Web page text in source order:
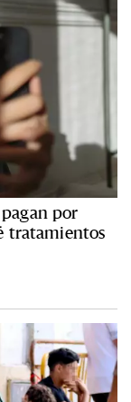
por
tratamientos